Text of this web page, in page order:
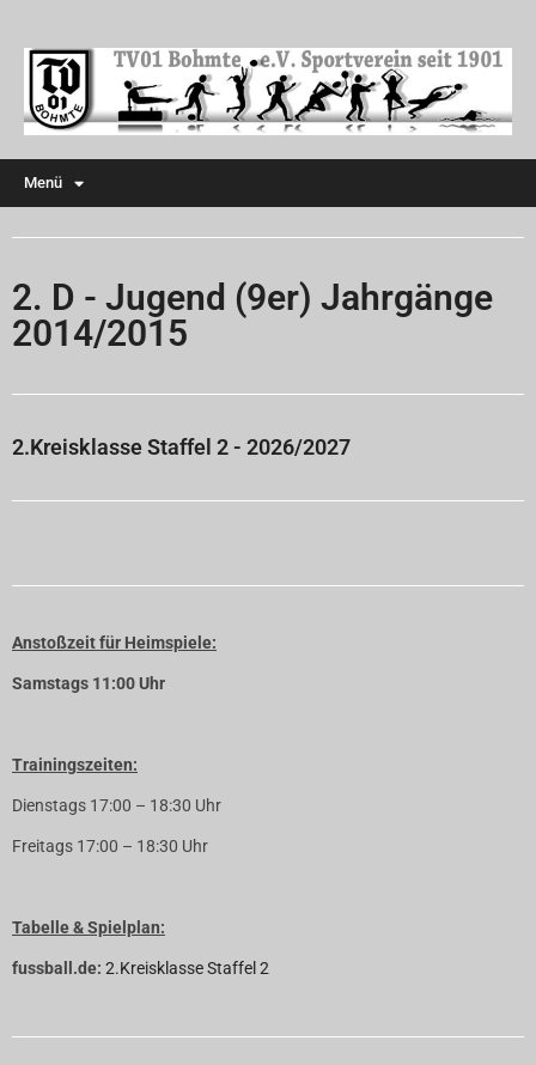
Menü
2. D - Jugend (9er) Jahrgänge
2014/2015
2.Kreisklasse Staffel 2 - 2026/2027
Anstoßzeit für Heimspiele:
Samstags 11:00 Uhr
Trainingszeiten:
Dienstags 17:00 – 18:30 Uhr
Freitags 17:00 – 18:30 Uhr
Tabelle & Spielplan:
fussball.de: 2.Kreisklasse Staffel 2